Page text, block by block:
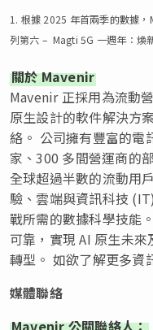
1. 根據 2025 年首兩季的數據
列第六 – Magti 5G 一週年：煥
關於 Mavenir
Mavenir 正採用為流動
原生設計的軟件解決方
絡。 公司擁有豐富的電
家、300 多間營運商的
全球超過半數的流動用
驗、雲端與資訊科技
戰所需的數據科學技能
可靠，實現 AI 原生未
轉型。 如欲了解更多
媒體聯絡
Mavenir 公關聯絡人：